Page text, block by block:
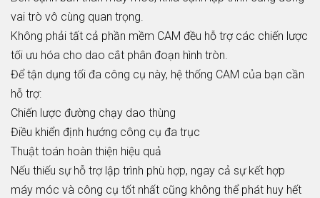
vai trò vô cùng quan trọng.
Không phải tất cả phần mềm CAM đều hỗ trợ các chiến lược
tối ưu hóa cho dao cắt phân đoạn hình tròn.
Để tận dụng tối đa công cụ này, hệ thống CAM của bạn cần
hỗ trợ:
Chiến lược đường chạy dao thùng
Điều khiển định hướng công cụ đa trục
Thuật toán hoàn thiện hiệu quả
Nếu thiếu sự hỗ trợ lập trình phù hợp, ngay cả sự kết hợp
máy móc và công cụ tốt nhất cũng không thể phát huy hết